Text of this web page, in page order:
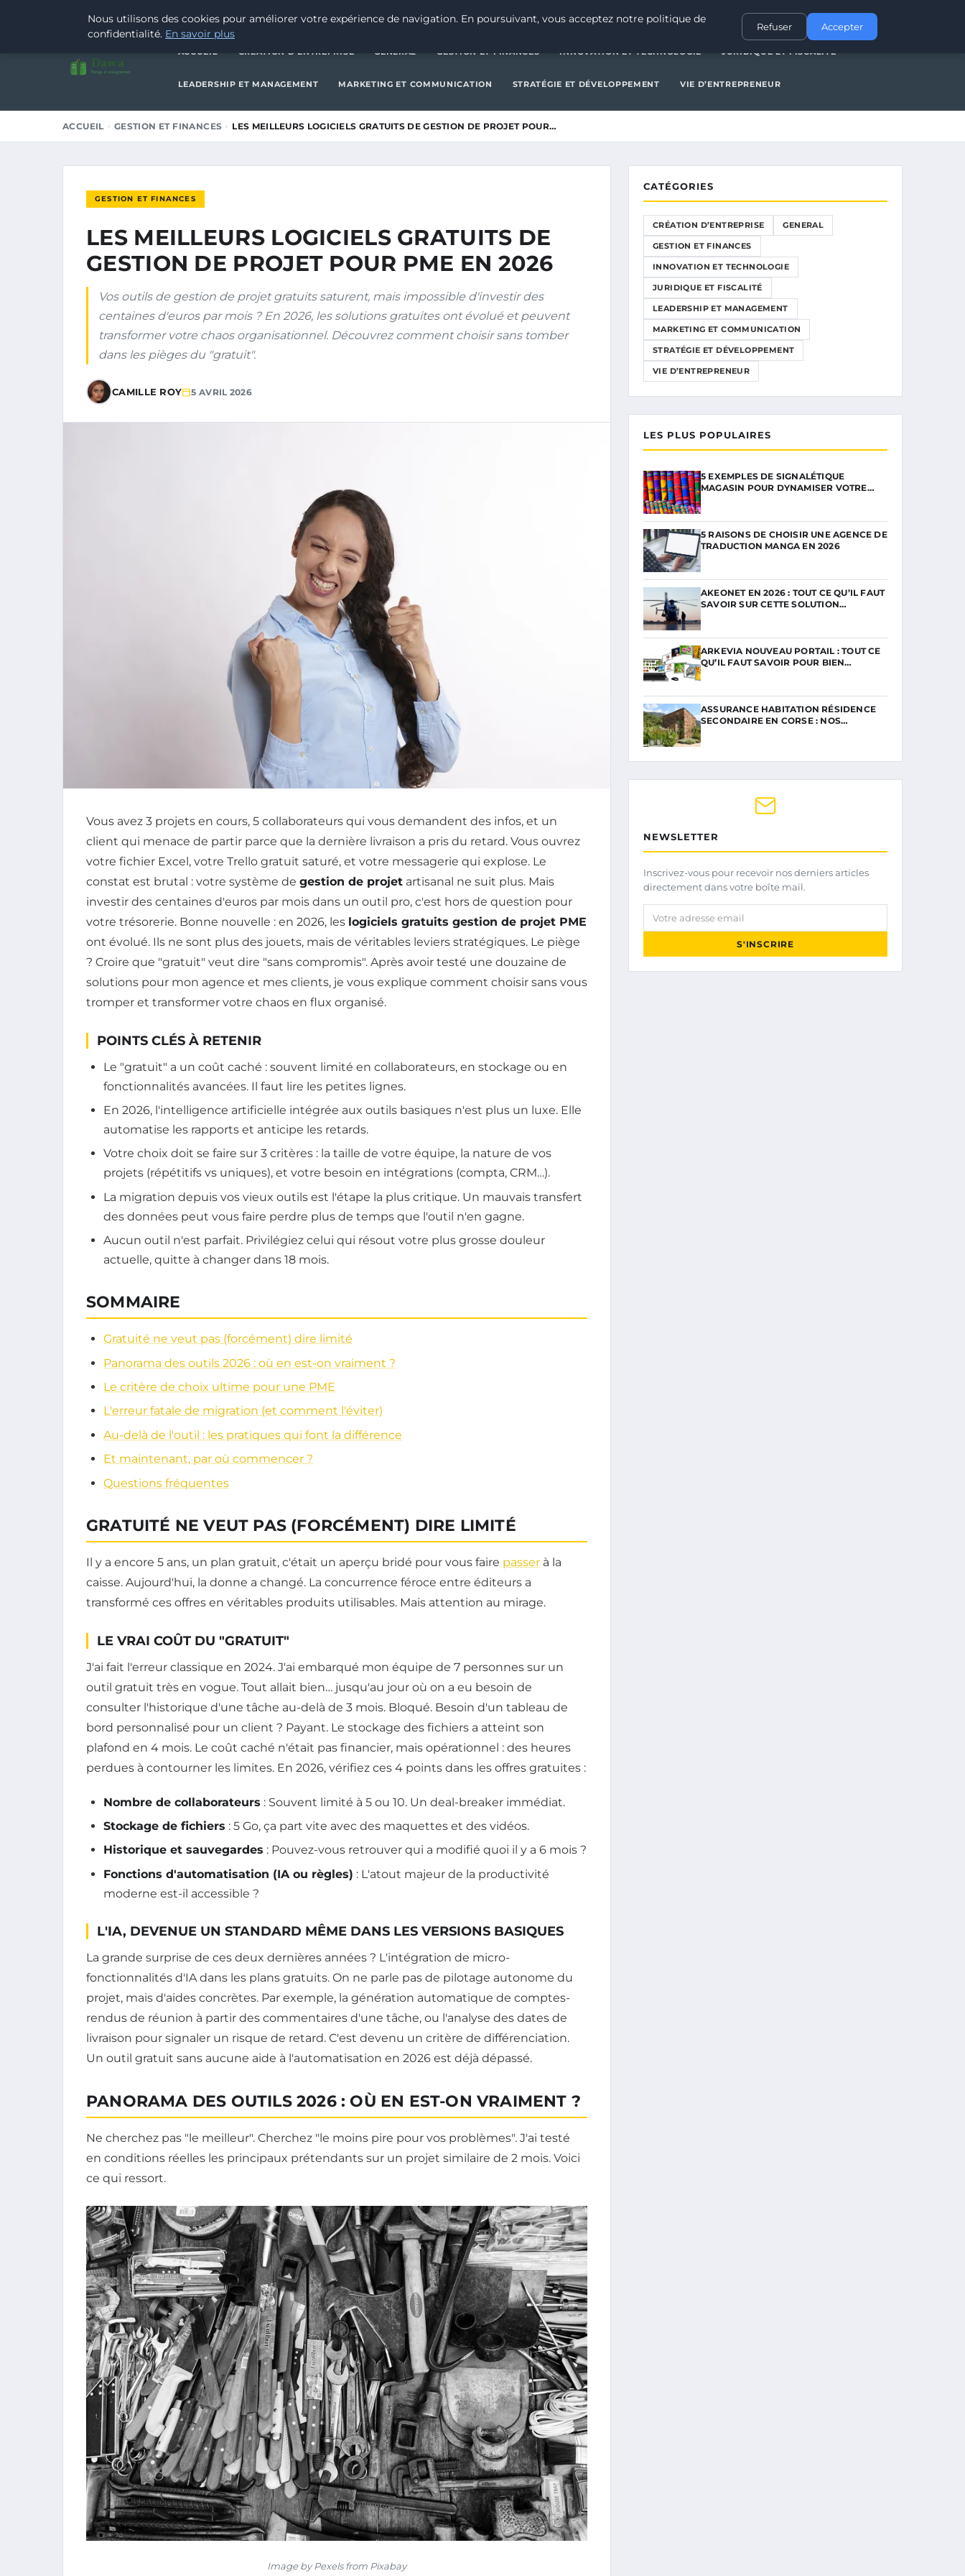
5 AVRIL 2026 GENERAL GESTION ET FINANCESINNOVATION ET TECHNOLOGIE
Dawa
Partage et enseignement
ACCUEIL CRÉATION D’ENTREPRISE GENERAL GESTION ET FINANCES INNOVATION ET TECHNOLOGIE JURIDIQUE ET FISCALITÉ
LEADERSHIP ET MANAGEMENT MARKETING ET COMMUNICATION STRATÉGIE ET DÉVELOPPEMENT VIE D’ENTREPRENEUR
ACCUEIL GESTION ET FINANCES LES MEILLEURS LOGICIELS GRATUITS DE GESTION DE PROJET POUR…
GESTION ET FINANCES
LES MEILLEURS LOGICIELS GRATUITS DE
GESTION DE PROJET POUR PME EN 2026
Vos outils de gestion de projet gratuits saturent, mais impossible d'investir des
centaines d'euros par mois ? En 2026, les solutions gratuites ont évolué et peuvent
transformer votre chaos organisationnel. Découvrez comment choisir sans tomber
dans les pièges du "gratuit".
CAMILLE ROY 5 AVRIL 2026
Vous avez 3 projets en cours, 5 collaborateurs qui vous demandent des infos, et un
client qui menace de partir parce que la dernière livraison a pris du retard. Vous ouvrez
votre fichier Excel, votre Trello gratuit saturé, et votre messagerie qui explose. Le
constat est brutal : votre système de gestion de projet artisanal ne suit plus. Mais
investir des centaines d'euros par mois dans un outil pro, c'est hors de question pour
votre trésorerie. Bonne nouvelle : en 2026, les logiciels gratuits gestion de projet PME
ont évolué. Ils ne sont plus des jouets, mais de véritables leviers stratégiques. Le piège
? Croire que "gratuit" veut dire "sans compromis". Après avoir testé une douzaine de
solutions pour mon agence et mes clients, je vous explique comment choisir sans vous
tromper et transformer votre chaos en flux organisé.
POINTS CLÉS À RETENIR
Le "gratuit" a un coût caché : souvent limité en collaborateurs, en stockage ou en
fonctionnalités avancées. Il faut lire les petites lignes.
En 2026, l'intelligence artificielle intégrée aux outils basiques n'est plus un luxe. Elle
automatise les rapports et anticipe les retards.
Votre choix doit se faire sur 3 critères : la taille de votre équipe, la nature de vos
projets (répétitifs vs uniques), et votre besoin en intégrations (compta, CRM…).
La migration depuis vos vieux outils est l'étape la plus critique. Un mauvais transfert
des données peut vous faire perdre plus de temps que l'outil n'en gagne.
Aucun outil n'est parfait. Privilégiez celui qui résout votre plus grosse douleur
actuelle, quitte à changer dans 18 mois.
SOMMAIRE
Gratuité ne veut pas (forcément) dire limité
Panorama des outils 2026 : où en est-on vraiment ?
Le critère de choix ultime pour une PME
L'erreur fatale de migration (et comment l'éviter)
Au-delà de l'outil : les pratiques qui font la différence
Et maintenant, par où commencer ?
Questions fréquentes
GRATUITÉ NE VEUT PAS (FORCÉMENT) DIRE LIMITÉ
Il y a encore 5 ans, un plan gratuit, c'était un aperçu bridé pour vous faire passer à la
caisse. Aujourd'hui, la donne a changé. La concurrence féroce entre éditeurs a
transformé ces offres en véritables produits utilisables. Mais attention au mirage.
LE VRAI COÛT DU "GRATUIT"
J'ai fait l'erreur classique en 2024. J'ai embarqué mon équipe de 7 personnes sur un
outil gratuit très en vogue. Tout allait bien… jusqu'au jour où on a eu besoin de
consulter l'historique d'une tâche au-delà de 3 mois. Bloqué. Besoin d'un tableau de
bord personnalisé pour un client ? Payant. Le stockage des fichiers a atteint son
plafond en 4 mois. Le coût caché n'était pas financier, mais opérationnel : des heures
perdues à contourner les limites. En 2026, vérifiez ces 4 points dans les offres gratuites :
Nombre de collaborateurs : Souvent limité à 5 ou 10. Un deal-breaker immédiat.
Stockage de fichiers : 5 Go, ça part vite avec des maquettes et des vidéos.
Historique et sauvegardes : Pouvez-vous retrouver qui a modifié quoi il y a 6 mois ?
Fonctions d'automatisation (IA ou règles) : L'atout majeur de la productivité
moderne est-il accessible ?
L'IA, DEVENUE UN STANDARD MÊME DANS LES VERSIONS BASIQUES
La grande surprise de ces deux dernières années ? L'intégration de micro-
fonctionnalités d'IA dans les plans gratuits. On ne parle pas de pilotage autonome du
projet, mais d'aides concrètes. Par exemple, la génération automatique de comptes-
rendus de réunion à partir des commentaires d'une tâche, ou l'analyse des dates de
livraison pour signaler un risque de retard. C'est devenu un critère de différenciation.
Un outil gratuit sans aucune aide à l'automatisation en 2026 est déjà dépassé.
PANORAMA DES OUTILS 2026 : OÙ EN EST-ON VRAIMENT ?
Ne cherchez pas "le meilleur". Cherchez "le moins pire pour vos problèmes". J'ai testé
en conditions réelles les principaux prétendants sur un projet similaire de 2 mois. Voici
ce qui ressort.
Image by Pexels from Pixabay
CATÉGORIES
CRÉATION D’ENTREPRISE GENERAL
GESTION ET FINANCES
INNOVATION ET TECHNOLOGIE
JURIDIQUE ET FISCALITÉ
LEADERSHIP ET MANAGEMENT
MARKETING ET COMMUNICATION
STRATÉGIE ET DÉVELOPPEMENT
VIE D’ENTREPRENEUR
LES PLUS POPULAIRES
5 EXEMPLES DE SIGNALÉTIQUE
MAGASIN POUR DYNAMISER VOTRE…
5 RAISONS DE CHOISIR UNE AGENCE DE
TRADUCTION MANGA EN 2026
AKEONET EN 2026 : TOUT CE QU’IL FAUT
SAVOIR SUR CETTE SOLUTION…
ARKEVIA NOUVEAU PORTAIL : TOUT CE
QU’IL FAUT SAVOIR POUR BIEN…
ASSURANCE HABITATION RÉSIDENCE
SECONDAIRE EN CORSE : NOS…
NEWSLETTER
Inscrivez-vous pour recevoir nos derniers articles
directement dans votre boîte mail.
Votre adresse email
S'INSCRIRE
Nous utilisons des cookies pour améliorer votre expérience de navigation. En poursuivant, vous acceptez notre politique de
confidentialité. En savoir plus
Refuser Accepter